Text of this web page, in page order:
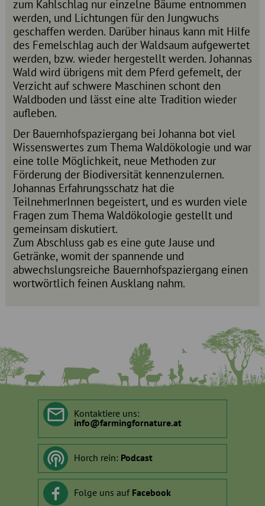
zum Kahlschlag nur einzelne Bäume entnommen
werden, und Lichtungen für den Jungwuchs
geschaffen werden. Darüber hinaus kann mit Hilfe
des Femelschlag auch der Waldsaum aufgewertet
werden, bzw. wieder hergestellt werden. Johannas
Wald wird übrigens mit dem Pferd gefemelt, der
Verzicht auf schwere Maschinen schont den
Waldboden und lässt eine alte Tradition wieder
aufleben.
Der Bauernhofspaziergang bei Johanna bot viel
Wissenswertes zum Thema Waldökologie und war
eine tolle Möglichkeit, neue Methoden zur
Förderung der Biodiversität kennenzulernen.
Johannas Erfahrungsschatz hat die
TeilnehmerInnen begeistert, und es wurden viele
Fragen zum Thema Waldökologie gestellt und
gemeinsam diskutiert.
Zum Abschluss gab es eine gute Jause und
Getränke, womit der spannende und
abwechslungsreiche Bauernhofspaziergang einen
wortwörtlich feinen Ausklang nahm.
Kontaktiere uns:
info@farmingfornature.at
Horch rein: Podcast
Folge uns auf Facebook